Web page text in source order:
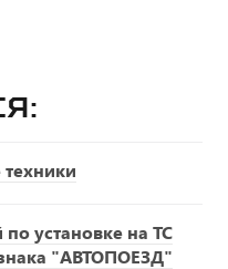
установке на ТС
"АВТОПОЕЗД"